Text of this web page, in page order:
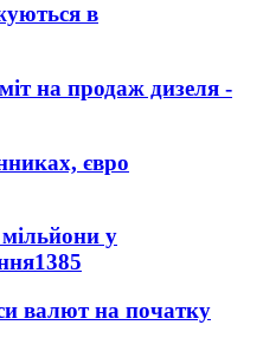
в
на продаж дизеля -
євро
у
1385
валют на початку